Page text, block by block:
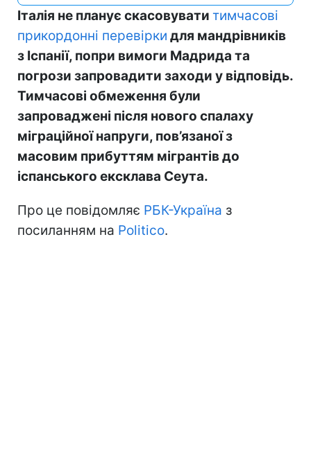
Італія не планує скасовувати тимчасові
прикордонні перевірки для мандрівників
з Іспанії, попри вимоги Мадрида та
погрози запровадити заходи у відповідь.
Тимчасові обмеження були
запроваджені після нового спалаху
міграційної напруги, пов’язаної з
масовим прибуттям мігрантів до
іспанського ексклава Сеута.
Про це повідомляє РБК-Україна з
посиланням на Politico.